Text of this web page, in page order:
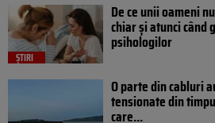
ȘTIRI
De ce unii oameni
chiar și atunci când
psihologilor
O parte din cabluri
tensionate din
care...